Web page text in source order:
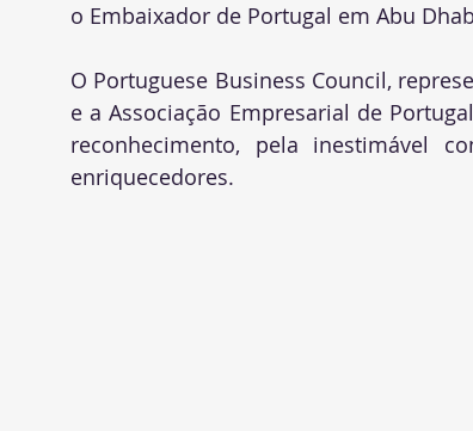
o Embaixador de Portugal em Abu
O Portuguese Business Council,
e a Associação Empresarial de
reconhecimento, pela inestimável
enriquecedores.